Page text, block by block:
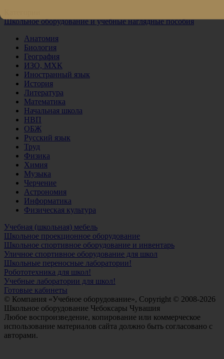
Школьное оборудование и учебные наглядные пособия
Анатомия
Биология
География
ИЗО, МХК
Иностранный язык
История
Литература
Математика
Начальная школа
НВП
ОБЖ
Русский язык
Труд
Физика
Химия
Музыка
Черчение
Астрономия
Информатика
Физическая культура
Учебная (школьная) мебель
Школьное проекционное оборудование
Школьное спортивное оборудование и инвентарь
Уличное спортивное оборудование для школ
Школьные переносные лаборатории!
Робототехника для школ!
Учебные лаборатории для школ!
Готовые кабинеты
© Компания «Учебное оборудование», Copyright © 2008-2026
Школьное оборудование Чебоксары Чувашия
Любое воспроизведение, копирование или коммерческое
использование материалов сайта должно быть согласовано с
авторами.